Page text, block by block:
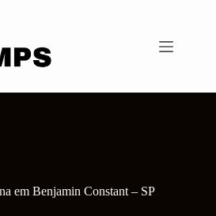
em Benjamin Constant – SP